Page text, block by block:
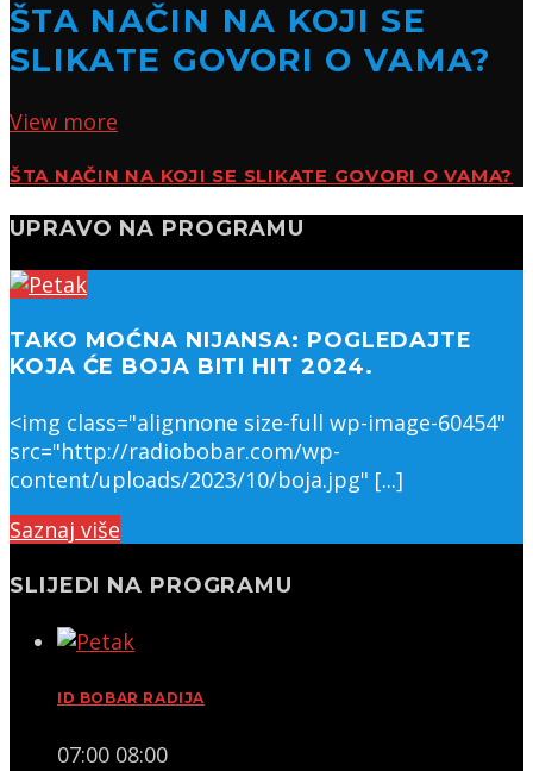
ŠTA NAČIN NA KOJI SE
SLIKATE GOVORI O VAMA?
View more
ŠTA NAČIN NA KOJI SE SLIKATE GOVORI O VAMA?
UPRAVO NA PROGRAMU
TAKO MOĆNA NIJANSA: POGLEDAJTE
KOJA ĆE BOJA BITI HIT 2024.
<img class="alignnone size-full wp-image-60454"
src="http://radiobobar.com/wp-
content/uploads/2023/10/boja.jpg" [...]
Saznaj više
SLIJEDI NA PROGRAMU
ID BOBAR RADIJA
07:00 08:00